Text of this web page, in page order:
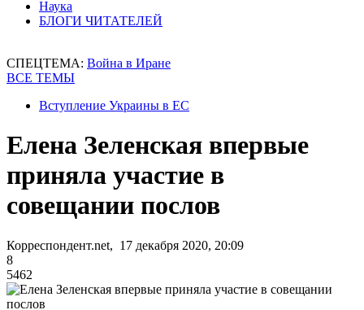
Наука
БЛОГИ ЧИТАТЕЛЕЙ
СПЕЦТЕМА: Война в Иране
ВСЕ ТЕМЫ
Вступление Украины в ЕС
Елена Зеленская впервые
приняла участие в
совещании послов
Корреспондент.net, 17 декабря 2020, 20:09
8
5462